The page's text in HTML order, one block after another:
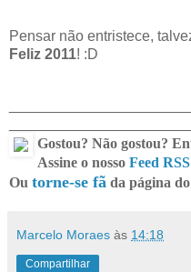
Pensar não entristece,
Feliz 2011! :D
Gostou? Não gostou?
Assine o nosso Feed RSS
Ou torne-se fã da página
Marcelo Moraes às 14:18
Compartilhar